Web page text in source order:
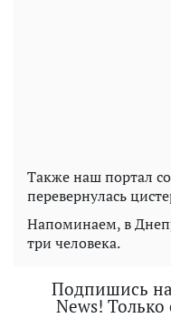
Также наш портал
перевернулась
Напоминаем, в
три человека.
Подпишись на
News!